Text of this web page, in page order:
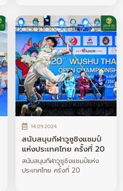
14.09.2024
สนับสนุนกีฬาวูซูชิงแชมป์
แห่งประเทศไทย ครั้งที่ 20
สนับสนุนกีฬาวูซูชิงแชมป์แห่ง
ประเทศไทย ครั้งที่ 20